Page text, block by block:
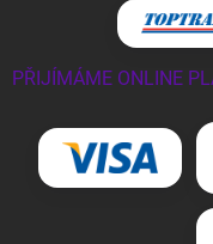
PŘIJÍMÁME ONLINE